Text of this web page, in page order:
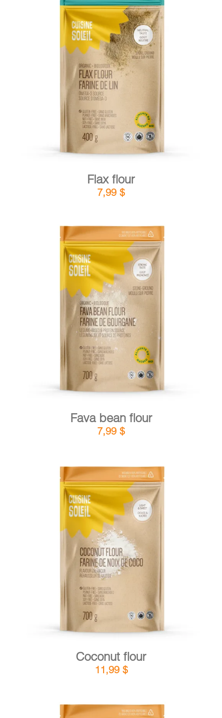
ADD TO CART DETAILS
Flax flour
7,99 $
ADD TO CART / DETAILS
Fava bean flour
7,99 $
ADD TO CART DETAILS
Coconut flour
11,99 $